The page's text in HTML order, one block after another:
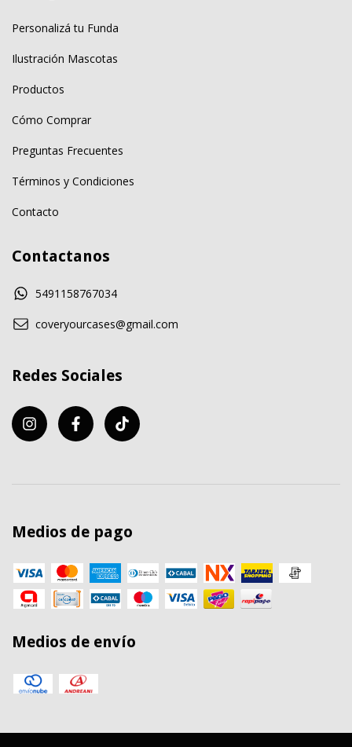
Personalizá tu Funda
Ilustración Mascotas
Productos
Cómo Comprar
Preguntas Frecuentes
Términos y Condiciones
Contacto
Contactanos
5491158767034
coveryourcases@gmail.com
Redes Sociales
Medios de pago
Medios de envío